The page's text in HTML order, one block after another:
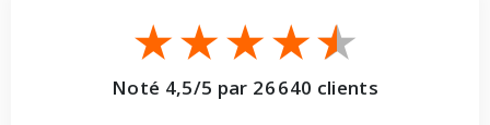
Noté 4,5/5 par 26 640 clients